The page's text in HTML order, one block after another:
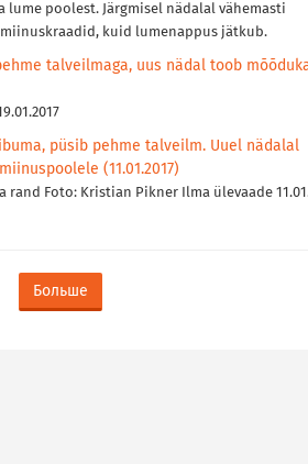
lume poolest. Järgmisel nädalal vähemasti
kuid lumenappus jätkub.
talveilmaga, uus nädal toob
püsib pehme talveilm. Uuel nädalal
(11.01.2017)
rand Foto: Kristian Pikner Ilma ülevaade
Больше